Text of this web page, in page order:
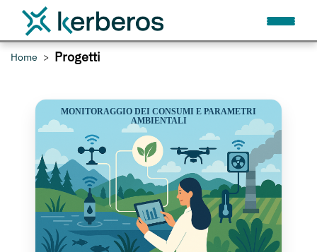
Home Progetti
MONITORAGGIO DEI CONSUMI E PARAMETRI
AMBIENTALI